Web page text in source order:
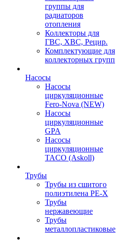
группы для
радиаторов
отопления
Коллекторы для
ГВС, ХВС, Рецир.
Комплектующие для
коллекторных групп
Насосы
Насосы
циркуляционные
Fero-Nova (NEW)
Насосы
циркуляционные
GPA
Насосы
циркуляционные
TACO (Askoll)
Трубы
Трубы из сшитого
полиэтилена PE-X
Трубы
нержавеющие
Трубы
металлопластиковые